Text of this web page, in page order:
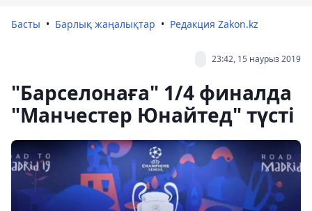
Басты Барлық жаңалықтар Редакция Zakon.kz
23:42, 15 наурыз 2019
"Барселонаға" 1/4 финалда
"Манчестер Юнайтед" түсті